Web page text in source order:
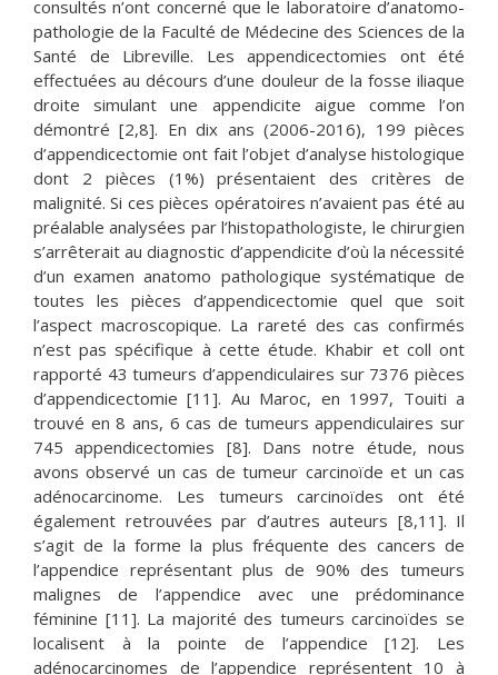
consultés n’ont concerné que le laboratoire d’anatomo-
pathologie de la Faculté de Médecine des Sciences de la
Santé de Libreville. Les appendicectomies ont été
effectuées au décours d’une douleur de la fosse iliaque
droite simulant une appendicite aigue comme l’on
démontré [2,8]. En dix ans (2006-2016), 199 pièces
d’appendicectomie ont fait l’objet d’analyse histologique
dont 2 pièces (1%) présentaient des critères de
malignité. Si ces pièces opératoires n’avaient pas été au
préalable analysées par l’histopathologiste, le chirurgien
s’arrêterait au diagnostic d’appendicite d’où la nécessité
d’un examen anatomo pathologique systématique de
toutes les pièces d’appendicectomie quel que soit
l’aspect macroscopique. La rareté des cas confirmés
n’est pas spécifique à cette étude. Khabir et coll ont
rapporté 43 tumeurs d’appendiculaires sur 7376 pièces
d’appendicectomie [11]. Au Maroc, en 1997, Touiti a
trouvé en 8 ans, 6 cas de tumeurs appendiculaires sur
745 appendicectomies [8]. Dans notre étude, nous
avons observé un cas de tumeur carcinoïde et un cas
adénocarcinome. Les tumeurs carcinoïdes ont été
également retrouvées par d’autres auteurs [8,11]. Il
s’agit de la forme la plus fréquente des cancers de
l’appendice représentant plus de 90% des tumeurs
malignes de l’appendice avec une prédominance
féminine [11]. La majorité des tumeurs carcinoïdes se
localisent à la pointe de l’appendice [12]. Les
adénocarcinomes de l’appendice représentent 10 à